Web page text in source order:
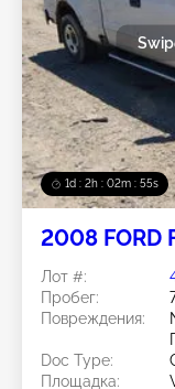
1d : 2h : 02m : 52s
2008 FORD
Лот #:
Пробег:
Повреждения:
Doc Type:
Площадка: